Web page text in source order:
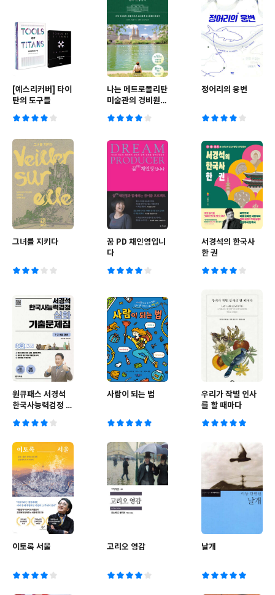
[예스리커버] 타이
탄의 도구들
나는 메트로폴리탄
미술관의 경비원입
념 전면 개정판)
정어리의 웅변
그녀를 지키다
꿈 PD 채인영입니
다
서경석의 한국사
한 권
원큐패스 서경석
한국사능력검정 심
(1·2·3급 대비)
사람이 되는 법
우리가 작별 인사
를 할 때마다
이토록 서울 고리오 영감 날개